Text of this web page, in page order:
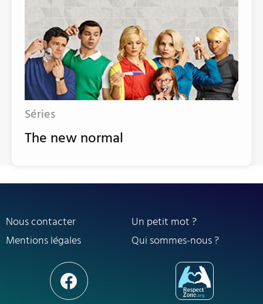
Séries
The new normal
Nous contacter
Un petit mot ?
Mentions légales
Qui sommes-nous ?